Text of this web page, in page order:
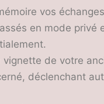
vos
en mode privé
de votre
déclenchant